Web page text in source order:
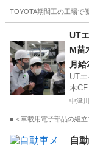
TOYOTA期間工の工場
大
UT
M苗
ッキ
月
UT
木CF
中津
■＜車載用電子部品の組
岐阜 中津川市 自